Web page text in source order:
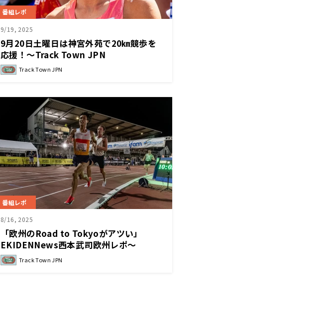
番組レポ
9/19, 2025
9月20日土曜日は神宮外苑で20㎞競歩を
応援！～Track Town JPN
Track Town JPN
番組レポ
8/16, 2025
「欧州のRoad to Tokyoがアツい」
EKIDENNews西本武司欧州レポ～
TrackTownJPN
Track Town JPN